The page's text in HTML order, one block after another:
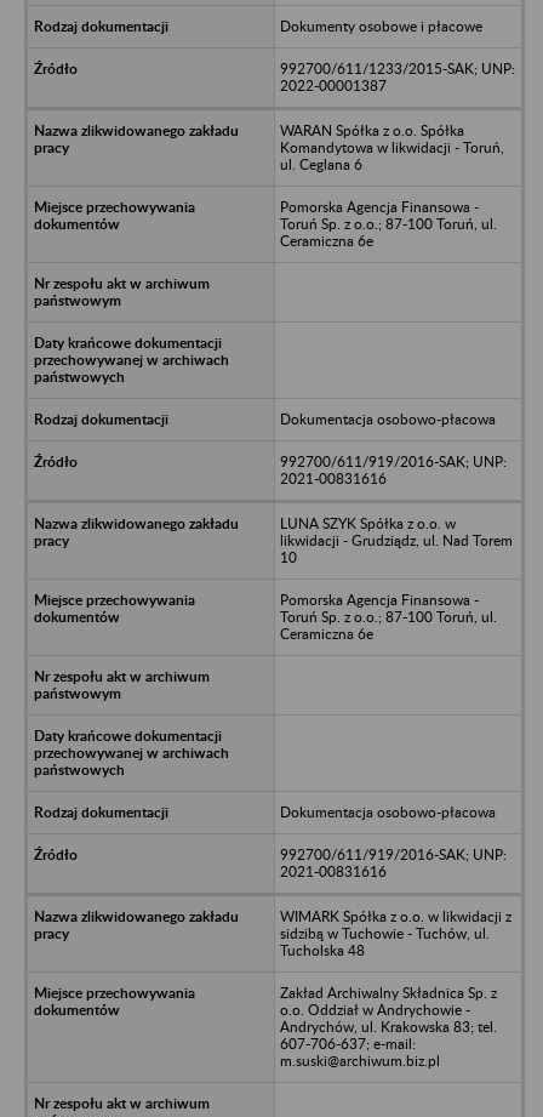
Dokumenty osobowe i płacowe
992700/611/1233/2015-SAK; UNP:
2022-00001387
WARAN Spółka z o.o. Spółka
Komandytowa w likwidacji - Toruń,
ul. Ceglana 6
Pomorska Agencja Finansowa -
Toruń Sp. z o.o.; 87-100 Toruń, ul.
Ceramiczna 6e
Dokumentacja osobowo-płacowa
992700/611/919/2016-SAK; UNP:
2021-00831616
LUNA SZYK Spółka z o.o. w
likwidacji - Grudziądz, ul. Nad Torem
10
Pomorska Agencja Finansowa -
Toruń Sp. z o.o.; 87-100 Toruń, ul.
Ceramiczna 6e
Dokumentacja osobowo-płacowa
992700/611/919/2016-SAK; UNP:
2021-00831616
WIMARK Spółka z o.o. w likwidacji z
sidzibą w Tuchowie - Tuchów, ul.
Tucholska 48
Zakład Archiwalny Składnica Sp. z
o.o. Oddział w Andrychowie -
Andrychów, ul. Krakowska 83; tel.
607-706-637; e-mail:
m.suski@archiwum.biz.pl